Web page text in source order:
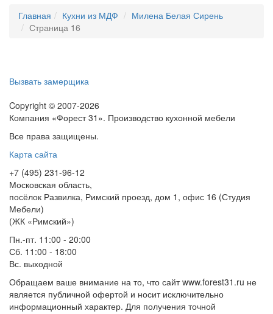
Главная Кухни из МДФ
Милена Белая Сирень
Страница 16
Вызвать замерщика
Copyright © 2007-2026
Компания «Форест 31». Производство кухонной мебели
Все права защищены.
Карта сайта
+7 (495) 231-96-12
Московская область,
посёлок Развилка, Римский проезд, дом 1, офис 16 (Студия
Мебели)
(ЖК «Римский»)
Пн.-пт. 11:00 - 20:00
Сб. 11:00 - 18:00
Вс. выходной
Обращаем ваше внимание на то, что сайт www.forest31.ru не
является публичной офертой и носит исключительно
информационный характер. Для получения точной